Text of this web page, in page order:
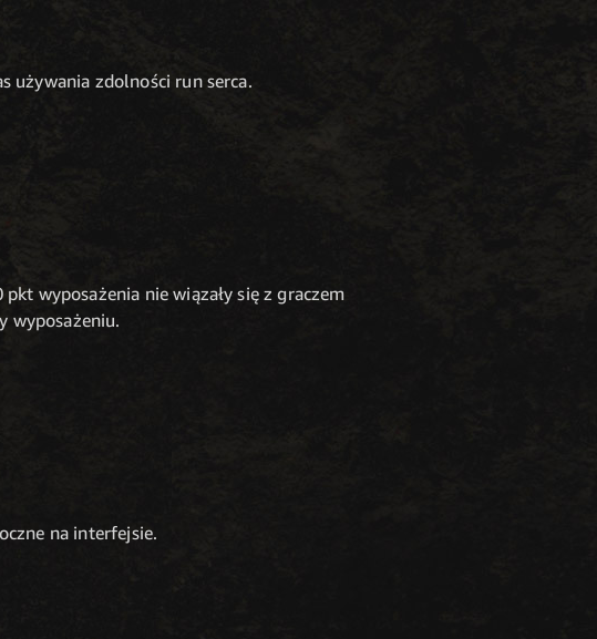
używania zdolności run serca.
wyposażenia nie wiązały się z graczem
wyposażeniu.
na interfejsie.